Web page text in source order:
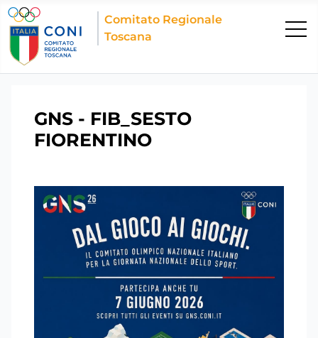
Comitato Regionale
Toscana
GNS - FIB_SESTO
FIORENTINO